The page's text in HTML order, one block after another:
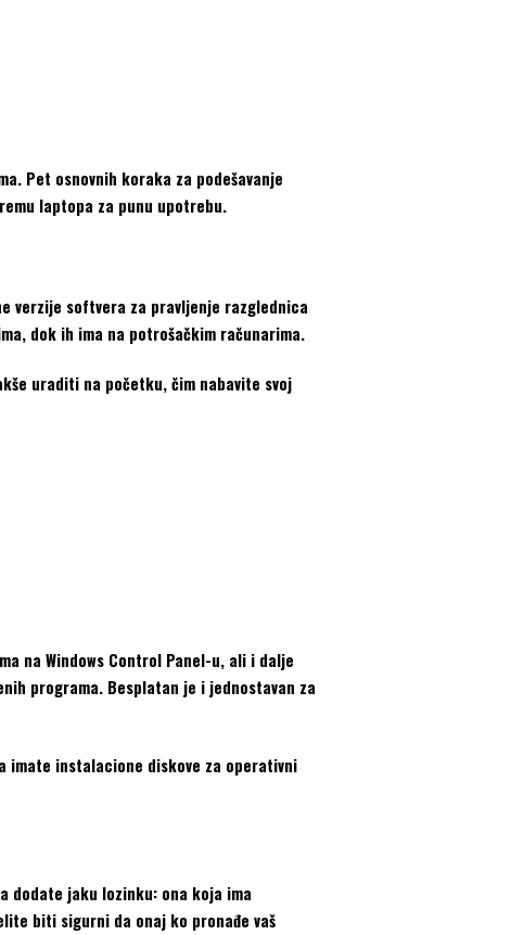
Pet osnovnih koraka za podešavanje
laptopa za punu upotrebu.
verzije softvera za pravljenje razglednica
dok ih ima na potrošačkim računarima.
uraditi na početku, čim nabavite svoj
na Windows Control Panel-u, ali i dalje
programa. Besplatan je i jednostavan za
imate instalacione diskove za operativni
dodate jaku lozinku: ona koja ima
biti sigurni da onaj ko pronađe vaš